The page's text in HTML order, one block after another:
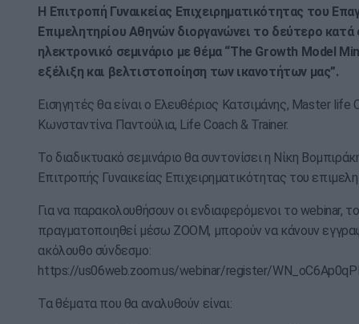
Η Επιτροπή Γυναικείας Επιχειρηματικότητας του
Επιμελητηρίου Αθηνών διοργανώνει το δεύτερο κατά
ηλεκτρονικό σεμινάριο με θέμα “The Growth Model
εξέλιξη και βελτιστοποίηση των ικανοτήτων μας”.
Εισηγητές θα είναι ο Ελευθέριος Κατσιμάνης, Master life
Κωνσταντίνα Παντούλια, Life Coach & Trainer.
Το διαδικτυακό σεμινάριο θα συντονίσει η Νίκη
Επιτροπής Γυναικείας Επιχειρηματικότητας του
Για να παρακολουθήσουν οι ενδιαφερόμενοι το webinar,
πραγματοποιηθεί μέσω ZOOM, μπορούν να κάνουν
ακόλουθο σύνδεσμο:
https://us06web.zoom.us/webinar/register/
Τα θέματα που θα αναλυθούν είναι: